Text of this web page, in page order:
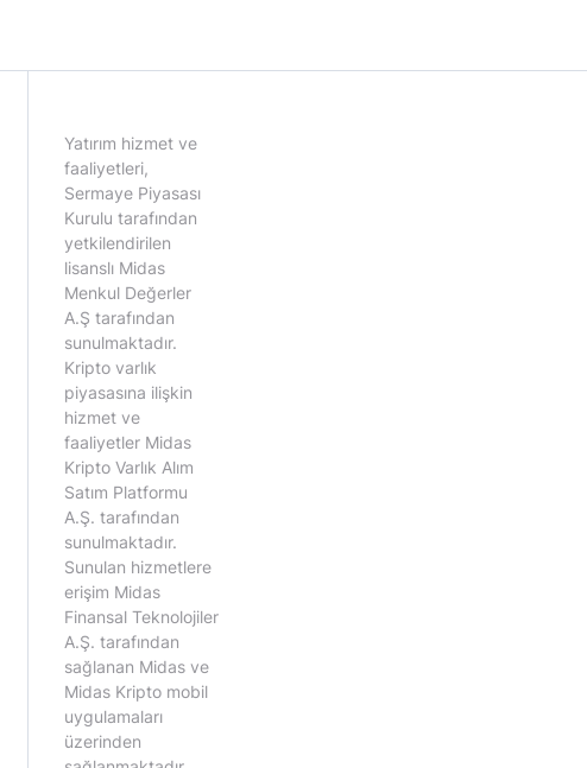
Yatırım hizmet ve
faaliyetleri,
Sermaye Piyasası
Kurulu tarafından
yetkilendirilen
lisanslı Midas
Menkul Değerler
A.Ş tarafından
sunulmaktadır.
Kripto varlık
piyasasına ilişkin
hizmet ve
faaliyetler Midas
Kripto Varlık Alım
Satım Platformu
A.Ş. tarafından
sunulmaktadır.
Sunulan hizmetlere
erişim Midas
Finansal Teknolojiler
A.Ş. tarafından
sağlanan Midas ve
Midas Kripto mobil
uygulamaları
üzerinden